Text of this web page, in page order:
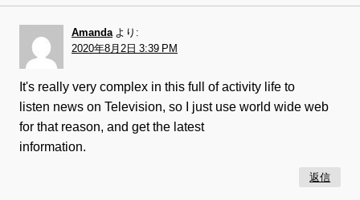
Amanda より:
2020年8月2日 3:39 PM
It's really very complex in this full of activity life to
listen news on Television, so I just use world wide web
for that reason, and get the latest
information.
返信